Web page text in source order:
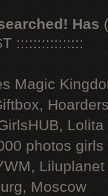
Has
::::::::::::::::
Magic
Lolita
photos
Liluplanet
Moscow